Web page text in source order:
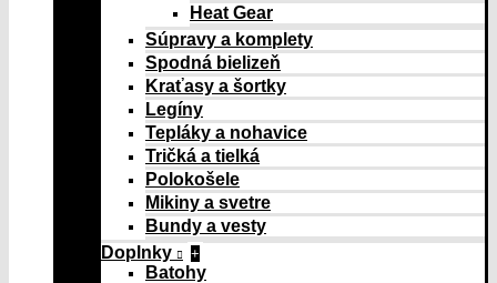
Heat Gear
Súpravy a komplety
Spodná bielizeň
Kraťasy a šortky
Legíny
Tepláky a nohavice
Tričká a tielká
Polokošele
Mikiny a svetre
Bundy a vesty
Doplnky
+
Batohy